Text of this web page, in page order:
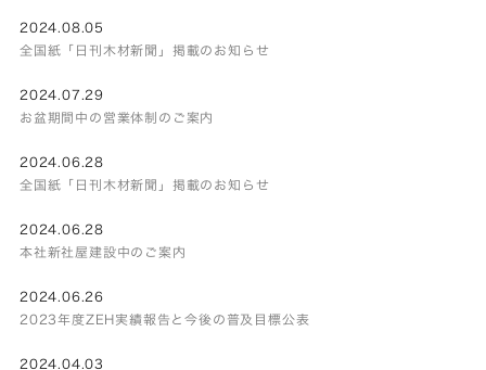
2024.08.05
全国紙「日刊木材新聞」掲載のお知らせ
2024.07.29
お盆期間中の営業体制のご案内
2024.06.28
全国紙「日刊木材新聞」掲載のお知らせ
2024.06.28
本社新社屋建設中のご案内
2024.06.26
2023年度ZEH実績報告と今後の普及目標公表
2024.04.03